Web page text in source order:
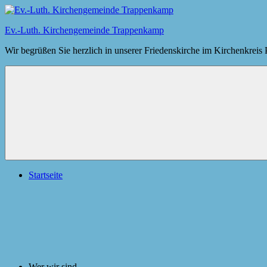
Zum
springen
Ev.-Luth. Kirchengemeinde Trappenkamp
Wir begrüßen Sie herzlich in unserer Friedenskirche im Kirchenkreis
Menü
Startseite